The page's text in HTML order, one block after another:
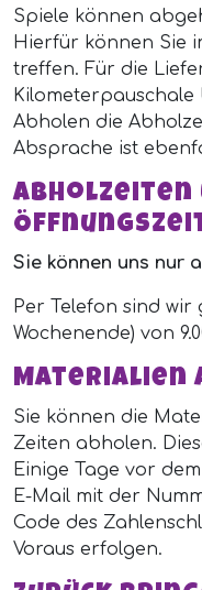
Spiele können
Hierfür können Sie
treffen. Für die
Kilometerpauschale
Abholen die
Absprache ist
Abholzeiten
Sie können uns nur
Per Telefon sind
Wochenende) von
Materialien
Sie können die
Zeiten abholen.
Einige Tage vor
E-Mail mit der
Code des
Voraus erfolgen.